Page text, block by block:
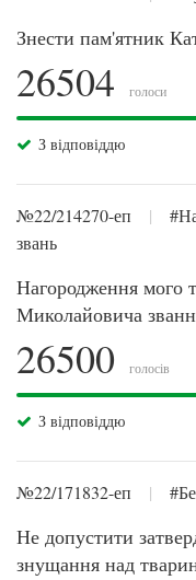
Знести пам'ятник
26504 голоси
З відповіддю
№22/214270-еп |
звань
Нагородження мого
Миколайовича
26500 голосів
З відповіддю
№22/171832-еп |
Не допустити
знущання над